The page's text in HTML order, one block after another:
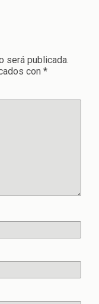
será publicada.
con *